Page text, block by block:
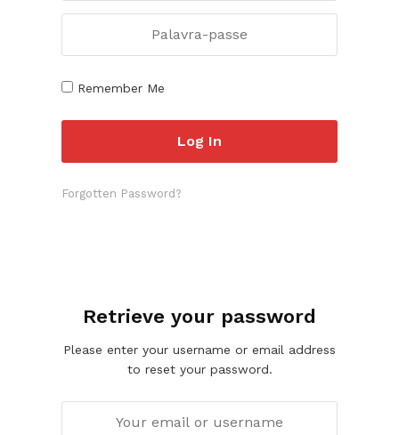
Remember Me
Forgotten Password?
Retrieve your password
Please enter your username or email address
to reset your password.